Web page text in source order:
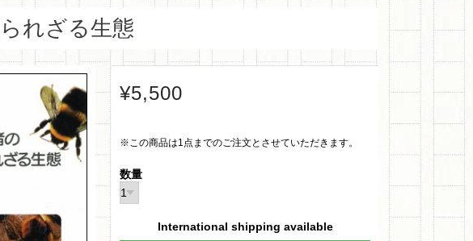
れざる生態
¥5,500
※この商品は1点までのご注文とさせていただきます。
数量
International shipping available